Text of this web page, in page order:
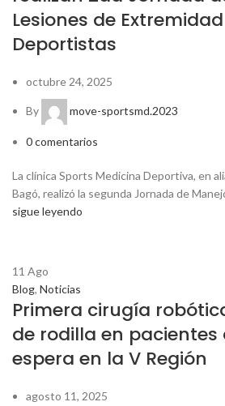
Lesiones de
Deportistas
octubre 24, 2025
By move-sportsmd.2023
0comentarios
La clínica Sports Medicina Deportiva, en
Bagó, realizó la segunda Jornada de
sigue leyendo
11 Ago
Blog, Noticias
Primera cirugía
de rodilla en pacientes
espera en la V Región
agosto 11, 2025